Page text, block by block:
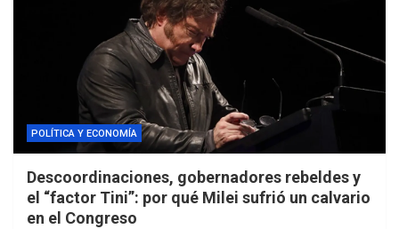
POLÍTICA Y ECONOMÍA
Descoordinaciones, gobernadores rebeldes y
el “factor Tini”: por qué Milei sufrió un calvario
en el Congreso